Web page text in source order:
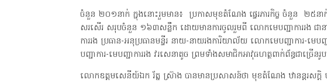
ចំនួន ២០១នាក់ ក្នុងនោះរួមមាន៖ ប្រកាសមុខតំណែង ផ្ទេរភារកិច្ច ចំនួន ២៥
សរសើរ សរុបចំនួន ១៦៣សន្លឹក ដោយមានការចូលរួមពី លោកមេបញ្ជាការរង ជា
ការរង ប្រធាន-អនុប្រធានមន្ទីរ នាយ-នាយរងការិយាល័យ លោកមេបញ្ជាការ-មេ
បញ្ជាការ-មេបញ្ជាការរង វរសេនាតូច ព្រមទាំងសមាជិកអាវុធហត្ថពាក់ព័ន្ធជាច្រើន
លោកឧត្ដមសេនីយ៍ឯក រ័ត្ន ស៊្រាង បានមានប្រសាសន៍ថា មុខតំណែង ឋានន្តរសក្